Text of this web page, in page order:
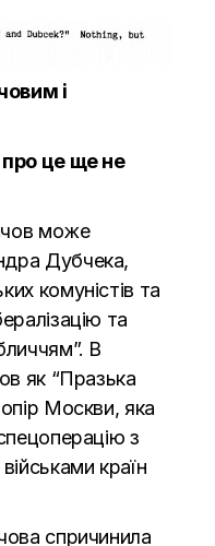
і
це ще не
може
Дубчека,
комуністів та
та
В
як “Празька
Москви, яка
з
країн
спричинила